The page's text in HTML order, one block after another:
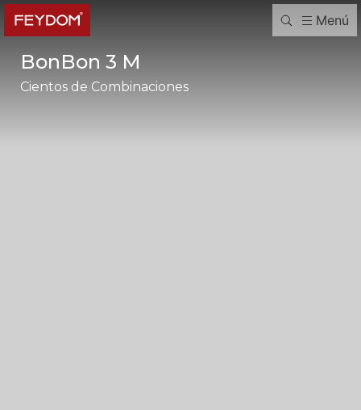
Menú
BonBon 3 M
Cientos de Combinaciones